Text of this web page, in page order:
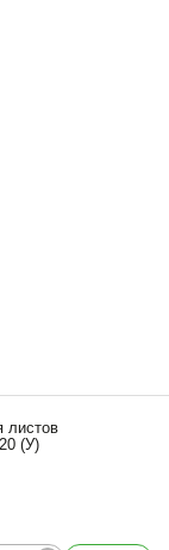
листов
(У)